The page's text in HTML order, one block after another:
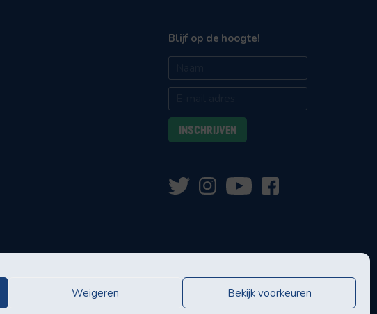
Weigeren Bekijk voorkeuren
Blijf op de hoogte!